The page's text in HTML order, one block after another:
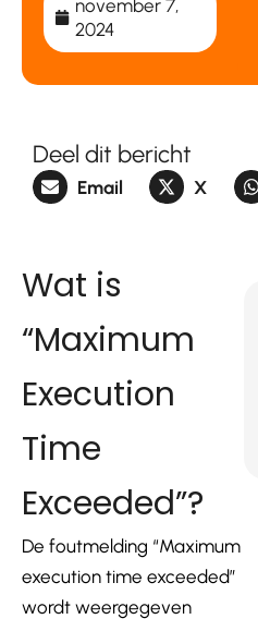
november 7,
2024
Deel dit bericht
Email X
Wat is
“Maximum
Execution
Time
Exceeded”?
De foutmelding “Maximum
execution time exceeded”
wordt weergegeven